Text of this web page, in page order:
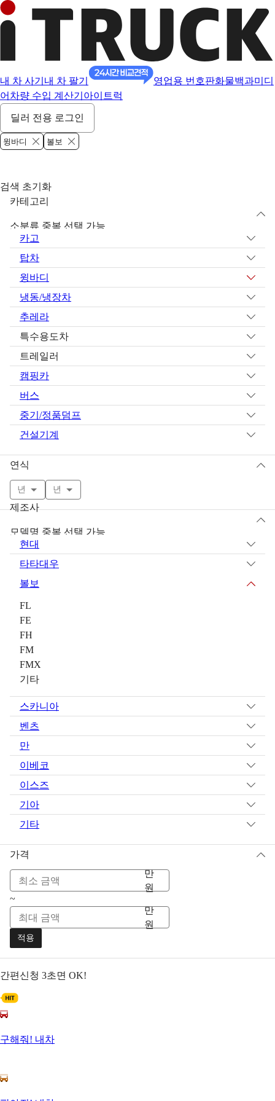
내 차 사기 내 차 팔기 영업용 번호판화물백과미디
어 차량 수입 계산기 아이트럭
딜러 전용 로그인
윙바디 볼보
검색 초기화
카테고리
소분류 중복 선택 가능
카고
탑차
윙바디
냉동/냉장차
추레라
특수용도차
트레일러
캠핑카
버스
중기/정품덤프
건설기계
연식
년 년
제조사
모델명 중복 선택 가능
현대
타타대우
볼보
FL
FE
FH
FM
FMX
기타
스카니아
벤츠
만
이베코
이스즈
기아
기타
가격
만
원
~
만
원
적용
간편신청 3초면 OK!
구해줘! 내차